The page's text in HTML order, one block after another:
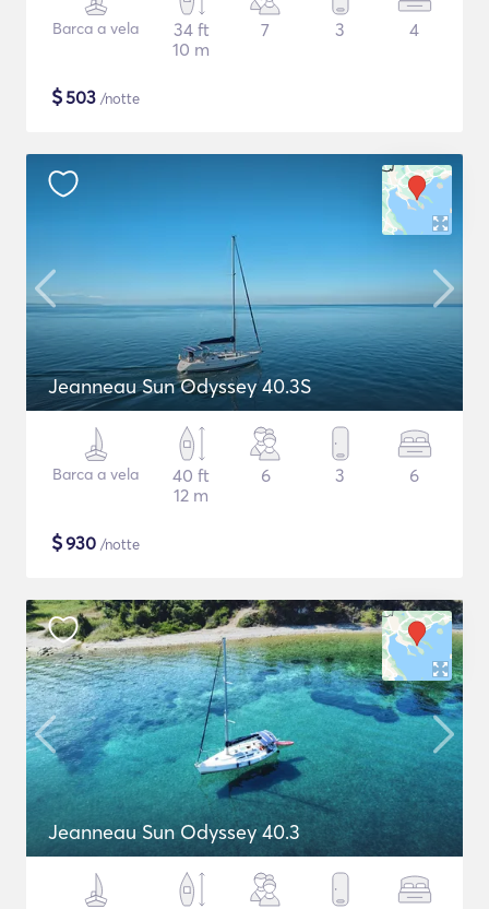
Barca a vela
34 ft
10 m
7 3 4
$503 /notte
Jeanneau Sun Odyssey 40.3S
Barca a vela
40 ft
12 m
6 3 6
$930 /notte
Jeanneau Sun Odyssey 40.3